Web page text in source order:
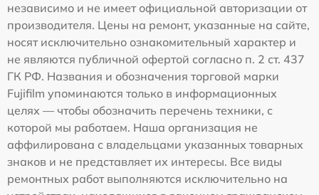
независимо и не имеет официальной авторизации от
производителя. Цены на ремонт, указанные на сайте,
носят исключительно ознакомительный характер и
не являются публичной офертой согласно п. 2 ст. 437
ГК РФ. Названия и обозначения торговой марки
Fujifilm упоминаются только в информационных
целях — чтобы обозначить перечень техники, с
которой мы работаем. Наша организация не
аффилирована с владельцами указанных товарных
знаков и не представляет их интересы. Все виды
ремонтных работ выполняются исключительно на